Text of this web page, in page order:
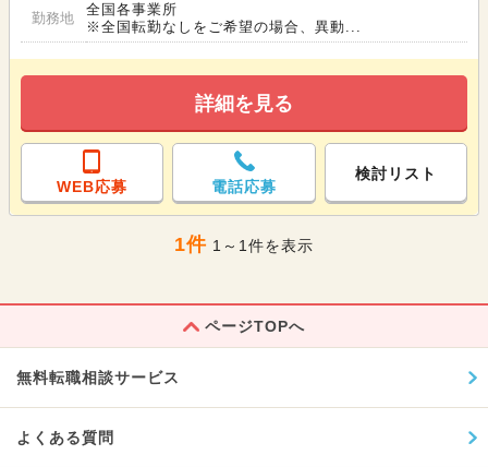
勤務地
全国各事業所
※全国転勤なしをご希望の場合、異動...
詳細を見る
WEB応募 電話応募
検討リスト
1件 1～1件を表示
ページTOPへ
無料転職相談サービス
よくある質問